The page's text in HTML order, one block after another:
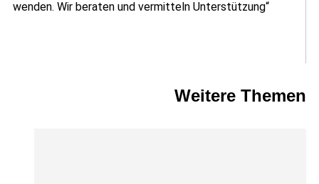
wenden. Wir beraten und vermitteln Unterstützung“
Weitere Themen